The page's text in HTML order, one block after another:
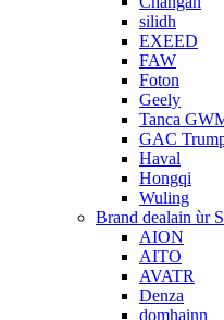
silidh
EXEED
FAW
Foton
Geely
Tanca
GAC
Haval
Hongqi
Wuling
Brand dealain ùr
AION
AITO
AVATR
Denza
domhainn